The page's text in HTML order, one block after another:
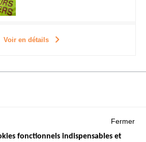
Voir en détails
Fermer
fonctionnels indispensables et